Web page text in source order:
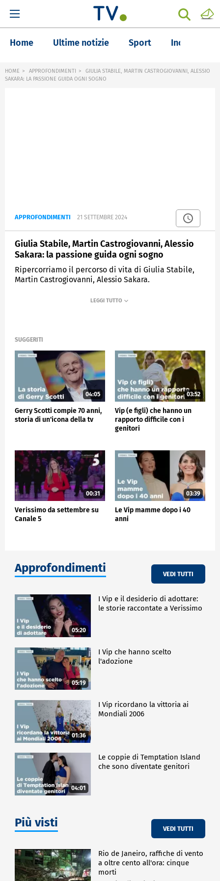
Home Ultime notizie Sport Inchieste
HOME APPROFONDIMENTI
GIULIA STABILE, MARTIN CASTROGIOVANNI, ALESSIO
SAKARA: LA PASSIONE GUIDA OGNI SOGNO
APPROFONDIMENTI 21 SETTEMBRE 2024
Giulia Stabile, Martin Castrogiovanni, Alessio
Sakara: la passione guida ogni sogno
Ripercorriamo il percorso di vita di Giulia Stabile,
Martin Castrogiovanni, Alessio Sakara.
VERISSIMO
SUGGERITI
04:05
Gerry Scotti compie 70 anni,
storia di un'icona della tv
03:52
Vip (e figli) che hanno un
rapporto difficile con i
genitori
00:31
Verissimo da settembre su
Canale 5
03:39
Le Vip mamme dopo i 40
anni
Approfondimenti VEDI TUTTI
05:20
I Vip e il desiderio di adottare:
le storie raccontate a Verissimo
05:19
I Vip che hanno scelto
l'adozione
01:36
I Vip ricordano la vittoria ai
Mondiali 2006
04:01
Le coppie di Temptation Island
che sono diventate genitori
Più visti VEDI TUTTI
Rio de Janeiro, raffiche di vento
a oltre cento all'ora: cinque
morti